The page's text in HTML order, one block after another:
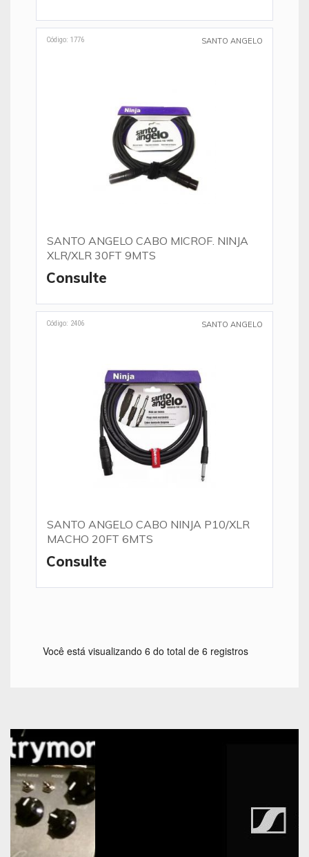
Código: 1776 SANTO ANGELO
SANTO ANGELO CABO MICROF. NINJA
XLR/XLR 30FT 9MTS
Consulte
Código: 2406 SANTO ANGELO
SANTO ANGELO CABO NINJA P10/XLR
MACHO 20FT 6MTS
Consulte
Você está visualizando 6 do total de 6 registros